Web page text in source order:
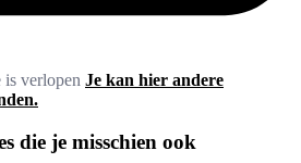
verlopen Je kan hier andere
die je misschien ook